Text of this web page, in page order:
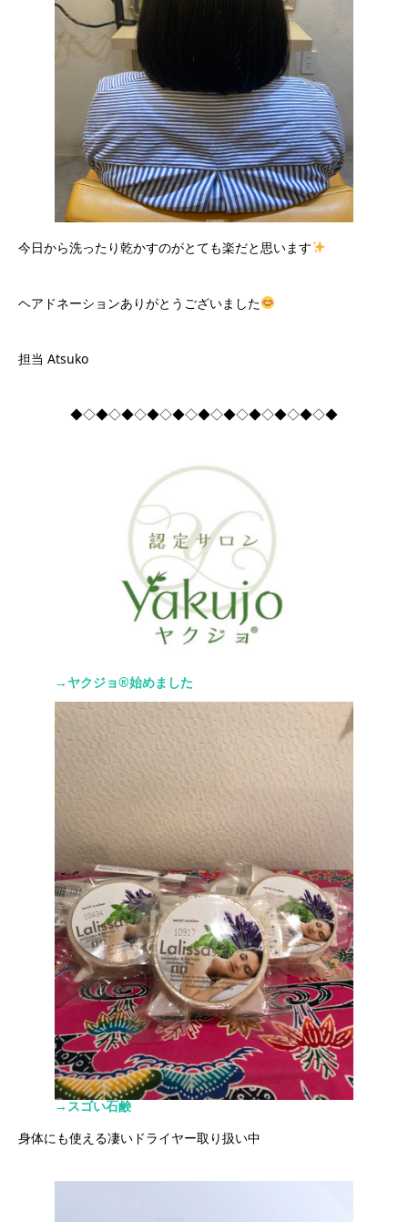
今日から洗ったり乾かすのがとても楽だと思います
ヘアドネーションありがとうございました
担当 Atsuko
◆◇◆◇◆◇◆◇◆◇◆◇◆◇◆◇◆◇◆◇◆
→ヤクジョ®︎始めました
→スゴい石鹸
身体にも使える凄いドライヤー取り扱い中